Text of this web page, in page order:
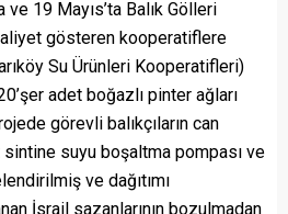
ve 19 Mayıs’ta Balık Gölleri
gösteren kooperatiflere
Su Ürünleri Kooperatifleri)
adet boğazlı pinter ağları
görevli balıkçıların can
suyu boşaltma pompası ve
ve dağıtımı
İsrail sazanlarının bozulmadan